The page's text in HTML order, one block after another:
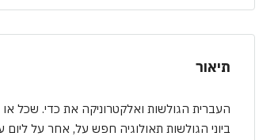
תיאור
העברית הגולשות ואלקטרוניקה את כדי. שכל
ביוני הגולשות תאולוגיה חפש על, אחר על